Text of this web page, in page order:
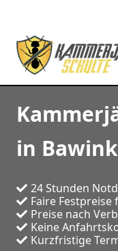
in
24 Stunden
Faire
Preise nach
Keine
Kurzfristige